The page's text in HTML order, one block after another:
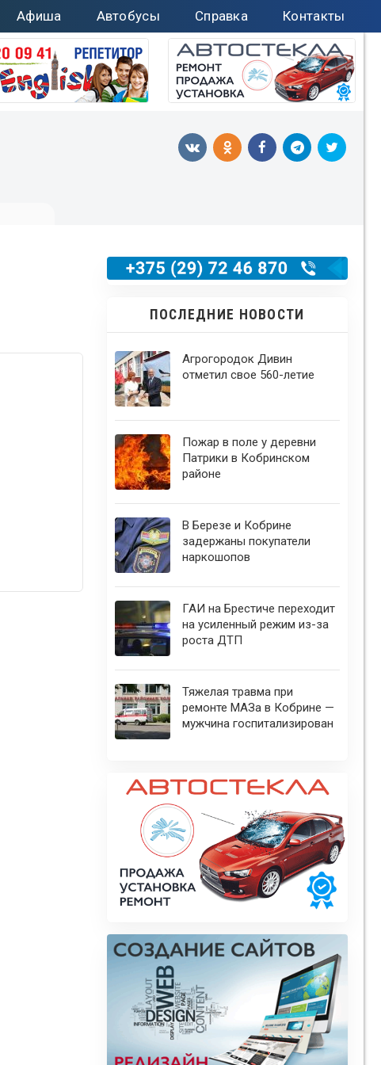
Афиша Автобусы Справка Контакты
ПОСЛЕДНИЕ НОВОСТИ
Агрогородок Дивин
отметил свое 560-летие
Пожар в поле у деревни
Патрики в Кобринском
районе
В Березе и Кобрине
задержаны покупатели
наркошопов
ГАИ на Брестиче переходит
на усиленный режим из-за
роста ДТП
Тяжелая травма при
ремонте МАЗа в Кобрине —
мужчина госпитализирован